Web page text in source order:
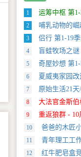
1 运筹中枢 第1-3季全18集
2 哺乳动物的崛起
3 侣行 第1-19季全280
4 盲蛙牧场之谜 第4-5季全16集
5 奇屋妙想 第1-5季全46集
6 夏威夷家园改造王 第1-2季全18
7 原始生活21天/赤裸与恐惧 第18季全
8 大法官金斯伯格
9 重返狼群 - 10周年特别纪
10 爸爸的木匠小屋
11 青年理工工作者生活研究
12 红牛肥皂盒竞速赛 第1-2季全